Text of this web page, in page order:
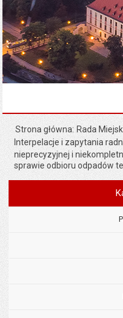
Strona główna Rada
Interpelacje i zapytania
nieprecyzyjnej i
sprawie odbioru odpadów